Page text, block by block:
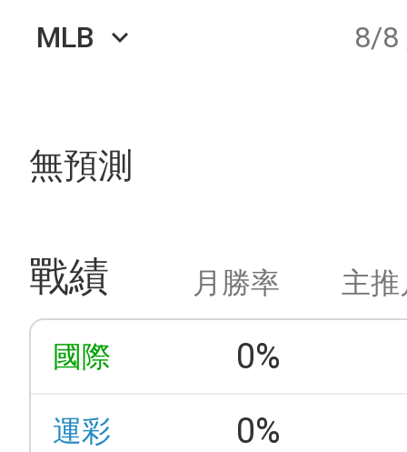
MLB keyboard_arrow_down 8/8
無預測
戰績 月勝率 主
國際 0%
運彩 0%